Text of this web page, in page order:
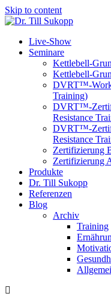
Skip to content
Live-Show
Seminare
Kettlebell-
Kettlebell-
DVRT™-
Training)
DVRT™-
Resistance
DVRT™-
Resistance
Zertifizierung
Zertifizierung
Produkte
Dr. Till Sukopp
Referenzen
Blog
Archiv
Training